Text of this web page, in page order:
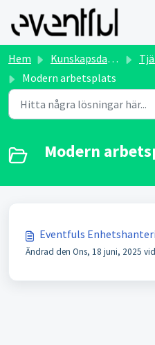
Hoppa över till huvudinnehåll
Hem Kunskapsdatabas
Modern arbetsplats
Modern
Eventfuls
Ändrad den Ons, 18 juni, 2025